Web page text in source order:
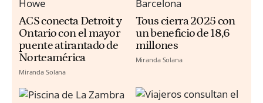
ACS conecta Detroit y
Ontario con el mayor
puente atirantado de
Norteamérica
Miranda Solana
Tous cierra 2025 con
un beneficio de 18,6
millones
Miranda Solana